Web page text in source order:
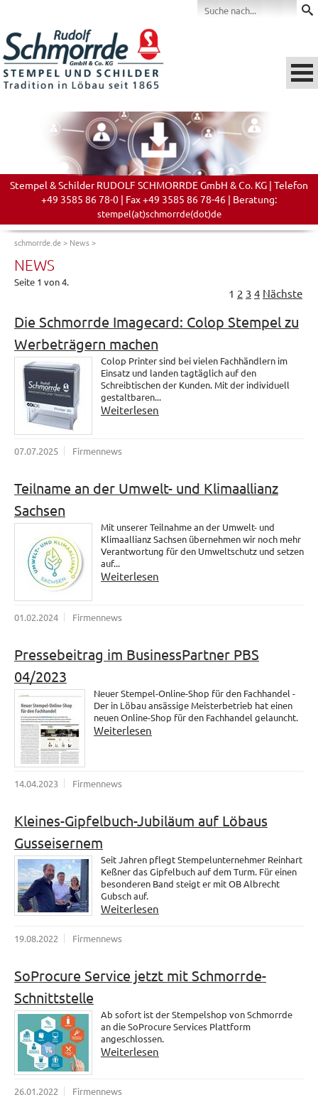
Stempel & Schilder RUDOLF SCHMORRDE GmbH & Co. KG | Telefon
+49 3585 86 78-0 | Fax +49 3585 86 78-46 | Beratung:
stempel(at)schmorrde(dot)de
schmorrde.de> News>
NEWS
Seite 1 von 4.
1 2 3 4 Nächste
Die Schmorrde Imagecard: Colop Stempel zu
Werbeträgern machen
Colop Printer sind bei vielen Fachhändlern im
Einsatz und landen tagtäglich auf den
Schreibtischen der Kunden. Mit der individuell
gestaltbaren...
Weiterlesen
07.07.2025 Firmennews
Teilname an der Umwelt- und Klimaallianz
Sachsen
Mit unserer Teilnahme an der Umwelt- und
Klimaallianz Sachsen übernehmen wir noch mehr
Verantwortung für den Umweltschutz und setzen
auf...
Weiterlesen
01.02.2024 Firmennews
Pressebeitrag im BusinessPartner PBS
04/2023
Neuer Stempel-Online-Shop für den Fachhandel -
Der in Löbau ansässige Meisterbetrieb hat einen
neuen Online-Shop für den Fachhandel gelauncht.
Weiterlesen
14.04.2023 Firmennews
Kleines-Gipfelbuch-Jubiläum auf Löbaus
Gusseisernem
Seit Jahren pflegt Stempelunternehmer Reinhart
Keßner das Gipfelbuch auf dem Turm. Für einen
besonderen Band steigt er mit OB Albrecht
Gubsch auf.
Weiterlesen
19.08.2022 Firmennews
SoProcure Service jetzt mit Schmorrde-
Schnittstelle
Ab sofort ist der Stempelshop von Schmorrde
an die SoProcure Services Plattform
angeschlossen.
Weiterlesen
26.01.2022 Firmennews